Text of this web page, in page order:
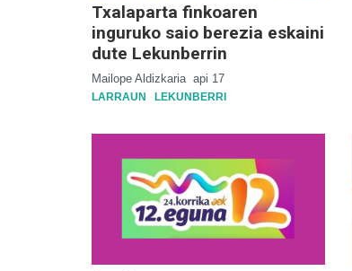
Txalaparta finkoaren
inguruko saio berezia eskaini
dute Lekunberrin
Mailope Aldizkaria api 17
LARRAUN LEKUNBERRI